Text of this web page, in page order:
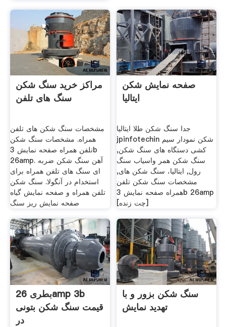
مراکز خرید سنگ شکن
سنگ های تلفن
مشخصات سنگ شکن های تلفن
همراه. مشخصات سنگ شکن
تلفن همراه صفحه نمایش 3b
26amp. آهن سنگ شکن ضربه
ای سنگ های تلفن همراه برای
استخدام در آنگولا. سنگ شکن
تلفن همراه و صفحه نمایش گیاه
صفحه نمایش ریز سنگ
صفحه نمایش شکن
ایتالیا
جدا سنگ شکن طلا ایتالیا
jpinfotechin شکن نمودار سیم
کشی دستگاه های سنگ شکن,
سنگ شکن همر واسیاب سنگ
رول, ایتالیا، سنگ شکن های,
مشخصات سنگ شکن تلفن
همراه صفحه نمایش 3b 26amp
[چت زنده]
بطری 26amp 3b
قیمت سنگ شکن بتونی
در
سنگ شکن بزور و با
تهدید نمایش